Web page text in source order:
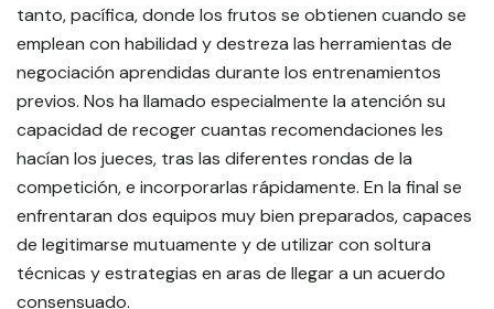
tanto, pacífica, donde los frutos se obtienen cuando se
emplean con habilidad y destreza las herramientas de
negociación aprendidas durante los entrenamientos
previos. Nos ha llamado especialmente la atención su
capacidad de recoger cuantas recomendaciones les
hacían los jueces, tras las diferentes rondas de la
competición, e incorporarlas rápidamente. En la final se
enfrentaran dos equipos muy bien preparados, capaces
de legitimarse mutuamente y de utilizar con soltura
técnicas y estrategias en aras de llegar a un acuerdo
consensuado.